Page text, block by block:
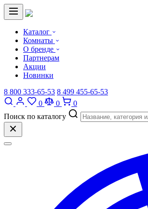
Каталог
Комнаты
О бренде
Партнерам
Акции
Новинки
8 800 333-65-53 8 499 455-65-53
0
0
0
Поиск по каталогу